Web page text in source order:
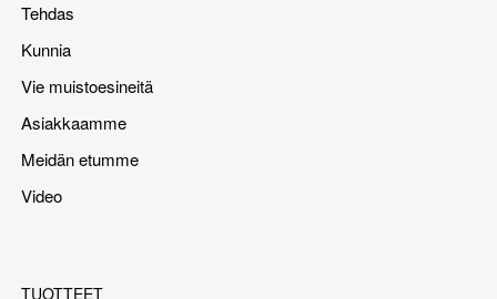
Tehdas
Kunnia
Vie muistoesineitä
Asiakkaamme
Meidän etumme
Video
TUOTTEET